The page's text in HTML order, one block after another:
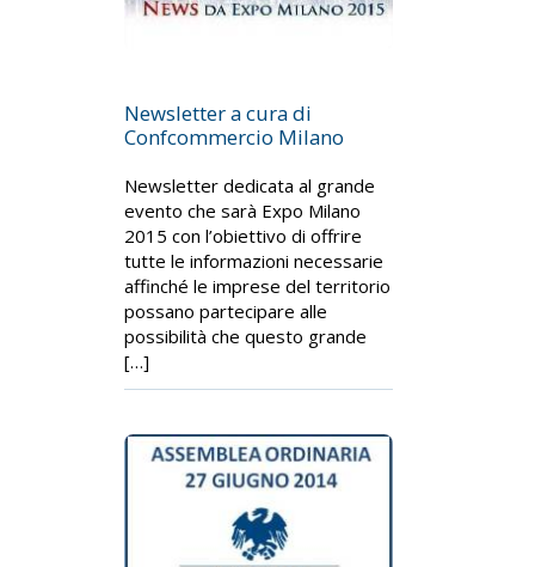
Newsletter a cura di
Confcommercio Milano
Newsletter dedicata al grande
evento che sarà Expo Milano
2015 con l’obiettivo di offrire
tutte le informazioni necessarie
affinché le imprese del territorio
possano partecipare alle
possibilità che questo grande
[…]